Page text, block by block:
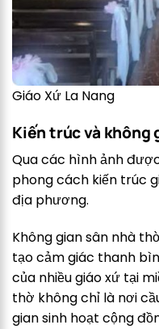
Giáo Xứ La Nang
Kiến trúc và không
Qua các hình ảnh
phong cách kiến trúc
địa phương.
Không gian sân nhà
tạo cảm giác thanh
của nhiều giáo xứ tại
thờ không chỉ là nơi
gian sinh hoạt cộng